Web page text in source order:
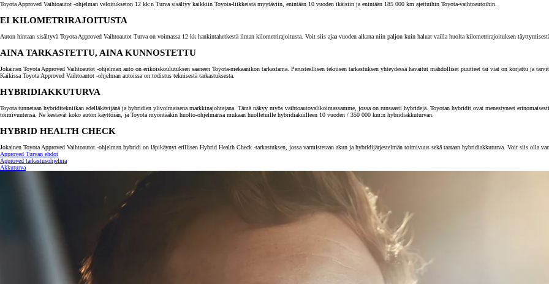
Alkaen
tai kuukausierä
Toyota Approved Vaihtoautot -ohjelman veloitukseton 12 kk:n Turva sisältyy kaikkiin Toyota-liikkeistä myytäviin, enintään 10 vuoden ikäisiin ja enintään 185 000 km ajettuihin Toyota-vaihtoautoihin.
EI KILOMETRIRAJOITUSTA
Auton hintaan sisältyvä Toyota Approved Vaihtoautot Turva on voimassa 12 kk hankintahetkestä ilman kilometrirajoitusta. Voit siis ajaa vuoden aikana niin paljon kuin haluat vailla huolta kilometrirajoituksen
AINA TARKASTETTU, AINA KUNNOSTETTU
Jokainen Toyota Approved Vaihtoautot -ohjelman auto on erikoiskoulutuksen saaneen Toyota-mekaanikon tarkastama. Perusteellisen teknisen tarkastuksen yhteydessä havaitut mahdolliset puutteet tai viat on korjattu ja
Kaikissa Toyota Approved Vaihtoautot -ohjelman autoissa on todistus teknisestä tarkastuksesta.
HYBRIDIAKKUTURVA
Toyota tunnetaan hybriditekniikan edelläkävijänä ja hybridien ylivoimaisena markkinajohtajana. Tämä näkyy myös vaihtoautovalikoimassamme, jossa on runsaasti hybridejä. Toyotan hybridit ovat menestyneet
toimivuutensa. Ne kestävät koko auton käyttöiän, ja Toyota myöntääkin huolto-ohjelmansa mukaan huolletuille hybridiakuilleen 10 vuoden / 350 000 km:n hybridiakkuturvan.
HYBRID HEALTH CHECK
Jokainen Toyota Approved Vaihtoautot -ohjelman hybridi on läpikäynyt erillisen Hybrid Health Check -tarkastuksen, jossa varmistetaan akun ja hybridijärjestelmän toimivuus sekä taataan hybridiakkuturva. Voit siis olla
Approved Turvan ehdot
Approved tarkastusohjelma
Akkuturva